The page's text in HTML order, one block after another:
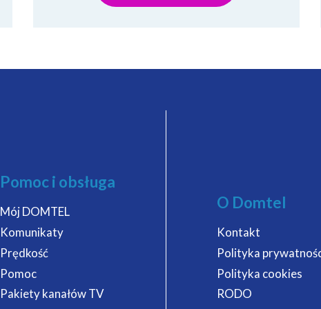
Pomoc i obsługa
Mój DOMTEL
Komunikaty
Prędkość
Pomoc
Pakiety kanałów TV
O Domtel
Kontakt
Polityka
Polityka cookies
RODO